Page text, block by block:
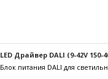
LED Драйвер DALI (9-42V 150-
Блок питания DALI для